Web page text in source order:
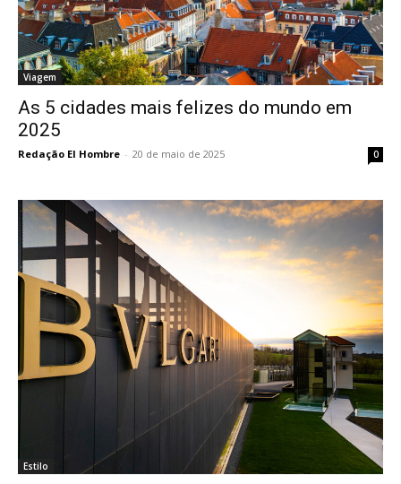
Viagem
As 5 cidades mais felizes do mundo em
2025
Redação El Hombre - 20 de maio de 2025 0
Estilo